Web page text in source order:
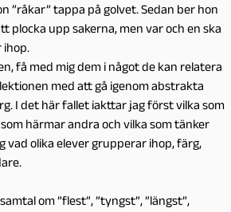
”råkar” tappa på golvet. Sedan ber hon
plocka upp sakerna, men var och en ska
ihop.
få med mig dem i något de kan relatera
med att gå igenom abstrakta
I det här fallet iakttar jag först vilka som
härmar andra och vilka som tänker
vad olika elever grupperar ihop, färg,
om ”flest”, ”tyngst”, ”längst”,